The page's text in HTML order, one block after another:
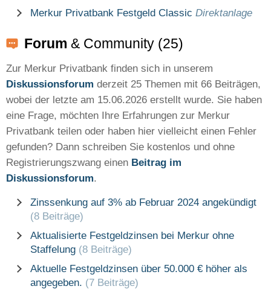
Merkur Privatbank Festgeld Classic Direktanlage
Forum & Community (25)
Zur Merkur Privatbank finden sich in unserem
Diskussionsforum derzeit 25 Themen mit 66 Beiträgen,
wobei der letzte am 15.06.2026 erstellt wurde. Sie haben
eine Frage, möchten Ihre Erfahrungen zur Merkur
Privatbank teilen oder haben hier vielleicht einen Fehler
gefunden? Dann schreiben Sie kostenlos und ohne
Registrierungszwang einen Beitrag im
Diskussionsforum.
Zinssenkung auf 3% ab Februar 2024 angekündigt
(8 Beiträge)
Aktualisierte Festgeldzinsen bei Merkur ohne
Staffelung (8 Beiträge)
Aktuelle Festgeldzinsen über 50.000 € höher als
angegeben. (7 Beiträge)